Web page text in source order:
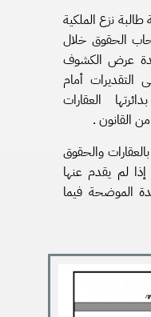
نزع الملكية
الحقوق خلال
مدة عرض الكشوف
أمام
العقارات
القانون .
والحقوق
إذا لم يقدم عنها
الموضحة فيما